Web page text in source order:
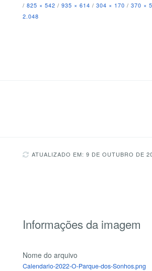
/ 825 × 542 / 935 × 614 / 304 × 170 / 370 ×
2.048
ATUALIZADO EM: 9 DE OUTUBRO DE
Informações da imagem
Nome do arquivo
Calendario-2022-O-Parque-dos-Sonhos.png